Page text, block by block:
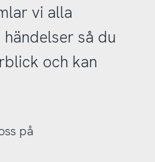
vi alla
så du
och kan
på